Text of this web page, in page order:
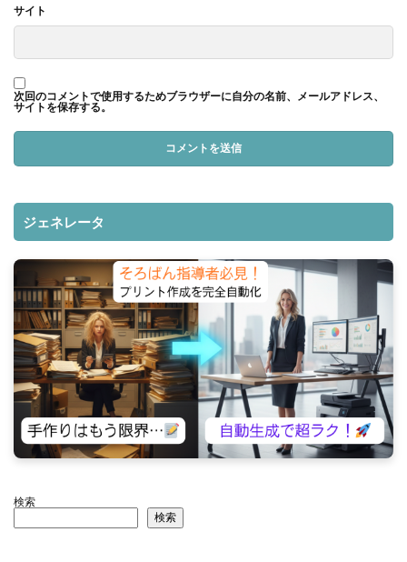
サイト
次回のコメントで使用するためブラウザーに自分の名前、メールアドレス、
サイトを保存する。
ジェネレータ
検索
検索